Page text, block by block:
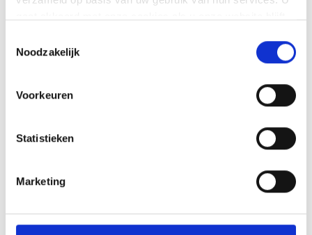
Noodzakelijk
Voorkeuren
Statistieken
MarketingVraag nu jouw
offerte aan